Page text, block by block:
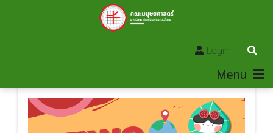
Login
Menu